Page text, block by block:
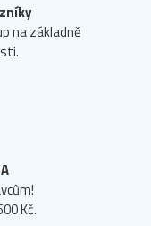
na základně
Kč.